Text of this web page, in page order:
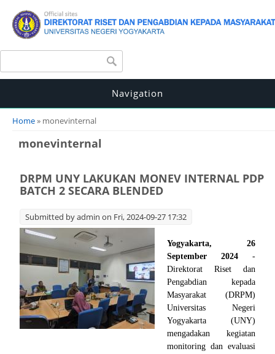
Search form
Navigation
You are here
Home» monevinternal
monevinternal
DRPM UNY LAKUKAN MONEV INTERNAL PDP
BATCH 2 SECARA BLENDED
Submitted byadmin on Fri, 2024-09-27 17:32
Yogyakarta, 26
September 2024 -
Direktorat Riset dan
Pengabdian kepada
Masyarakat (DRPM)
Universitas Negeri
Yogyakarta (UNY)
mengadakan kegiatan
monitoring dan evaluasi